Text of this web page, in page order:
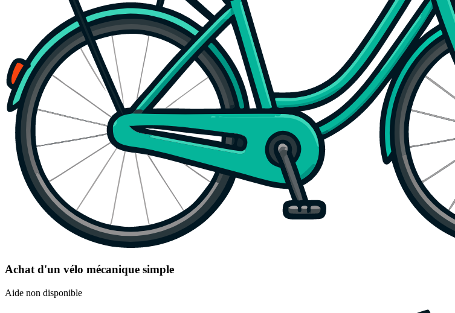
Achat d'un vélo mécanique simple
Aide non disponible